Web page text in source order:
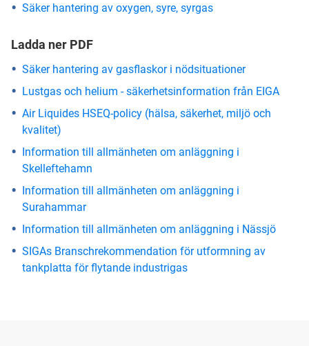
Säker hantering av oxygen, syre, syrgas
Ladda ner PDF
Säker hantering av gasflaskor i nödsituationer
Lustgas och helium - säkerhetsinformation från EIGA
Air Liquides HSEQ-policy (hälsa, säkerhet, miljö och
kvalitet)
Information till allmänheten om anläggning i
Skelleftehamn
Information till allmänheten om anläggning i
Surahammar
Information till allmänheten om anläggning i Nässjö
SIGAs Branschrekommendation för utformning av
tankplatta för flytande industrigas